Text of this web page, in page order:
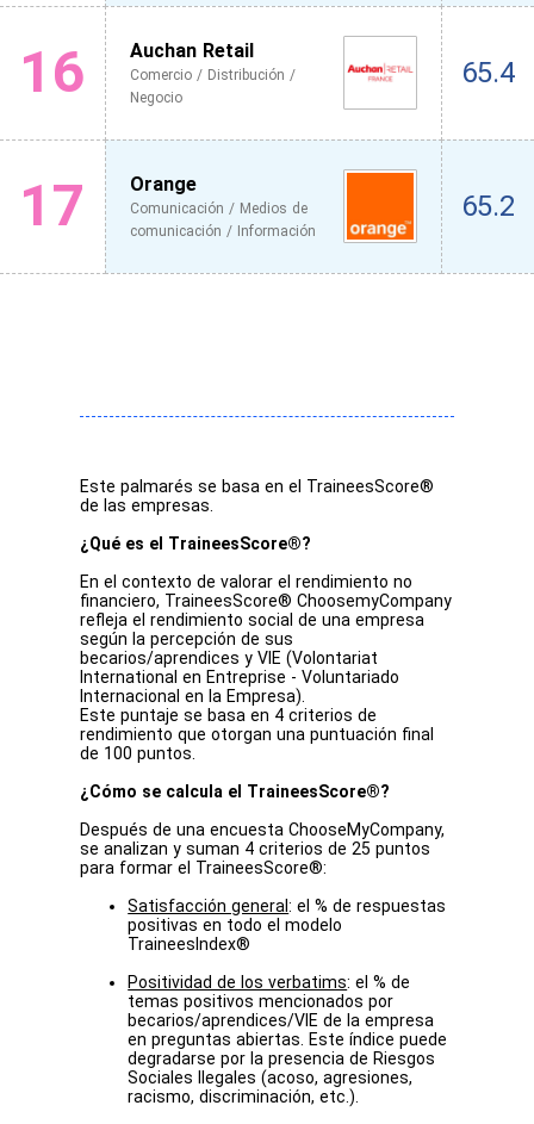
16 Auchan Retail
Comercio / Distribución /
Negocio
65.4
17 Orange
Comunicación / Medios de
comunicación / Información
65.2
Este palmarés se basa en el TraineesScore®
de las empresas.
¿Qué es el TraineesScore®?
En el contexto de valorar el rendimiento no
financiero, TraineesScore® ChoosemyCompany
refleja el rendimiento social de una empresa
según la percepción de sus
becarios/aprendices y VIE (Volontariat
International en Entreprise - Voluntariado
Internacional en la Empresa).
Este puntaje se basa en 4 criterios de
rendimiento que otorgan una puntuación final
de 100 puntos.
¿Cómo se calcula el TraineesScore®?
Después de una encuesta ChooseMyCompany,
se analizan y suman 4 criterios de 25 puntos
para formar el TraineesScore®:
Satisfacción general: el % de respuestas
positivas en todo el modelo
TraineesIndex®
Positividad de los verbatims: el % de
temas positivos mencionados por
becarios/aprendices/VIE de la empresa
en preguntas abiertas. Este índice puede
degradarse por la presencia de Riesgos
Sociales Ilegales (acoso, agresiones,
racismo, discriminación, etc.).